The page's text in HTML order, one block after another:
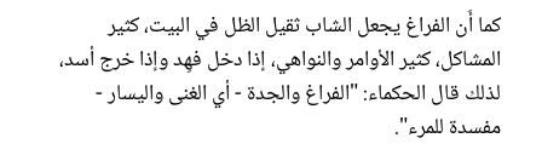
كما أَن الفراغ يجعل الشاب ثقيل الظل في البيت، كثير
المشاكل، كثير الأوامر والنواهي، إذا دخل فهِد وإذا خرج أسد،
لذلك قال الحكماء: "الفراغ والجدة - أي الغنى واليسار -
مفسدة للمرء".